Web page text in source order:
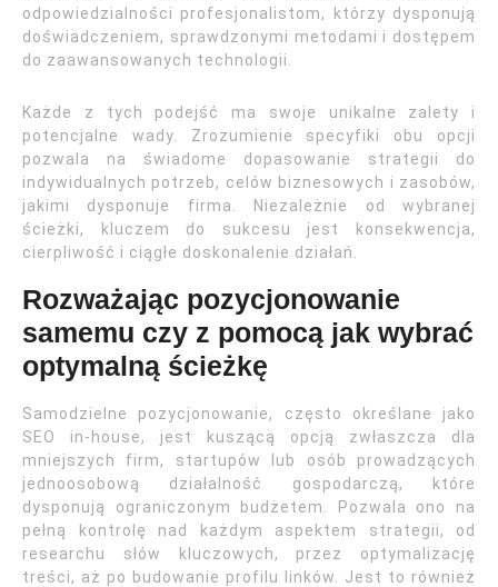
odpowiedzialności profesjonalistom, którzy dysponują
doświadczeniem, sprawdzonymi metodami i dostępem
do zaawansowanych technologii.
Każde z tych podejść ma swoje unikalne zalety i
potencjalne wady. Zrozumienie specyfiki obu opcji
pozwala na świadome dopasowanie strategii do
indywidualnych potrzeb, celów biznesowych i zasobów,
jakimi dysponuje firma. Niezależnie od wybranej
ścieżki, kluczem do sukcesu jest konsekwencja,
cierpliwość i ciągłe doskonalenie działań.
Rozważając pozycjonowanie
samemu czy z pomocą jak wybrać
optymalną ścieżkę
Samodzielne pozycjonowanie, często określane jako
SEO in-house, jest kuszącą opcją zwłaszcza dla
mniejszych firm, startupów lub osób prowadzących
jednoosobową działalność gospodarczą, które
dysponują ograniczonym budżetem. Pozwala ono na
pełną kontrolę nad każdym aspektem strategii, od
researchu słów kluczowych, przez optymalizację
treści, aż po budowanie profilu linków. Jest to również